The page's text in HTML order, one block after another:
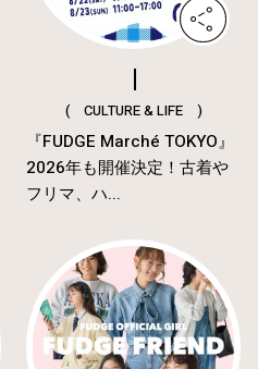
( CULTURE & LIFE )
『FUDGE Marché TOKYO』
2026年も開催決定！古着や
フリマ、ハ...